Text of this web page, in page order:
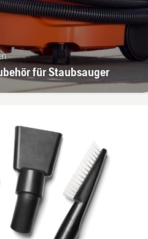
für Staubsauger